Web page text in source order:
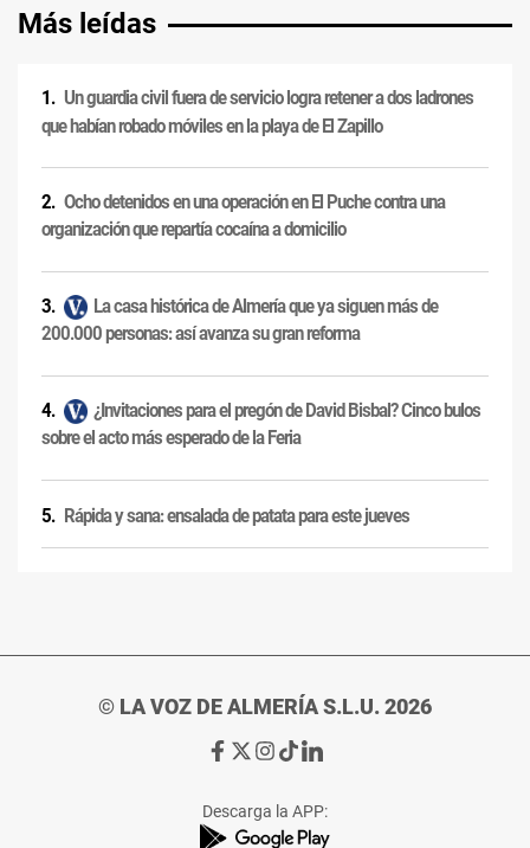
Más leídas
Un guardia civil fuera de servicio logra retener a dos ladrones
que habían robado móviles en la playa de El Zapillo
Ocho detenidos en una operación en El Puche contra una
organización que repartía cocaína a domicilio
La casa histórica de Almería que ya siguen más de
200.000 personas: así avanza su gran reforma
¿Invitaciones para el pregón de David Bisbal? Cinco bulos
sobre el acto más esperado de la Feria
Rápida y sana: ensalada de patata para este jueves
© LA VOZ DE ALMERÍA S.L.U. 2026
Ir
de
Ir
de
Ir
de
Ir
de
Ir
de
Descarga la APP: